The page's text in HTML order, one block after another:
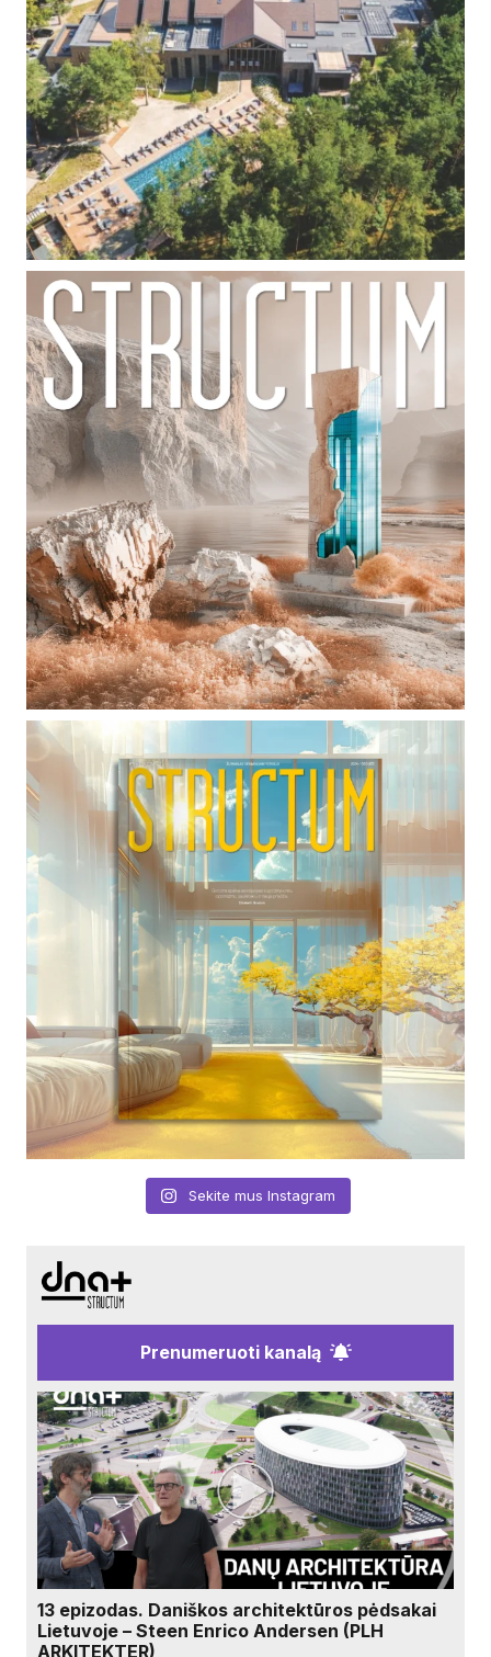
Sekite mus Instagram
Prenumeruoti kanalą
13 epizodas. Daniškos architektūros pėdsakai
Lietuvoje – Steen Enrico Andersen (PLH
ARKITEKTER)